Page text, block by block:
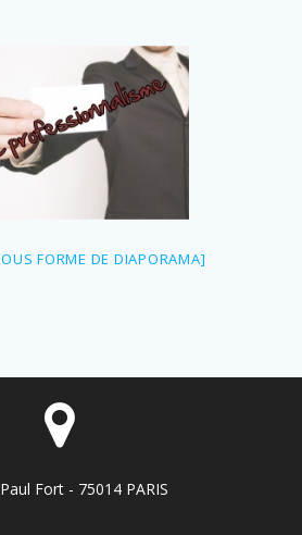
FORME DE DIAPORAMA]
Fort - 75014 PARIS